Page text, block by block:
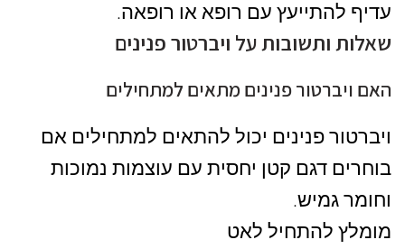
עדיף להתייעץ עם רופא או רופאה.
שאלות ותשובות על ויברטור פנינים
האם ויברטור פנינים מתאים למתחילים
ויברטור פנינים יכול להתאים למתחילים אם
בוחרים דגם קטן יחסית עם עוצמות נמוכות
וחומר גמיש.
מומלץ להתחיל לאט